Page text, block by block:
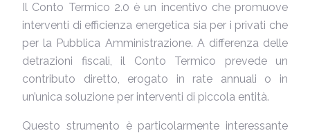
Il Conto Termico 2.0 è un incentivo che promuove
interventi di efficienza energetica sia per i privati che
per la Pubblica Amministrazione. A differenza delle
detrazioni fiscali, il Conto Termico prevede un
contributo diretto, erogato in rate annuali o in
un’unica soluzione per interventi di piccola entità.
Questo strumento è particolarmente interessante